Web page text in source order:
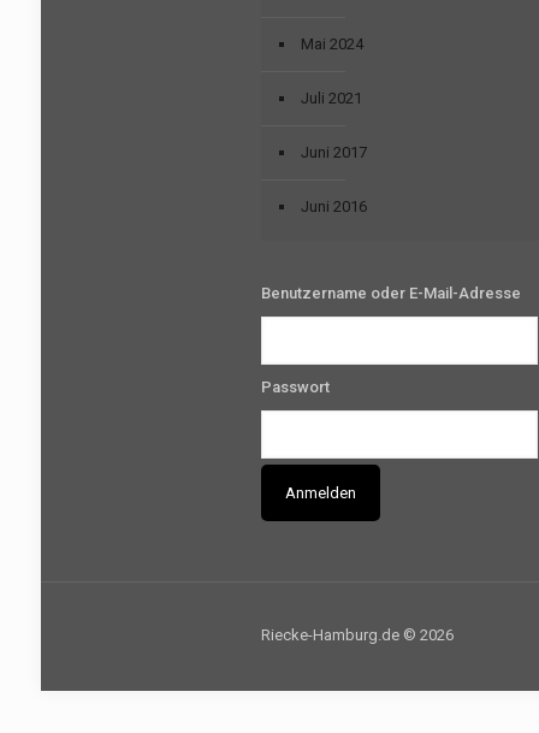
Mai 2024
Juli 2021
Juni 2017
Juni 2016
Benutzername oder E-Mail-Adresse
Passwort
Riecke-Hamburg.de © 2026